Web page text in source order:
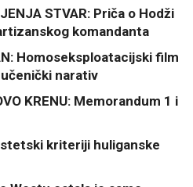
STVAR: Priča o Hodži
komandanta
Homoseksploatacijski film
narativ
KRENU: Memorandum 1 i
kriteriji huliganske